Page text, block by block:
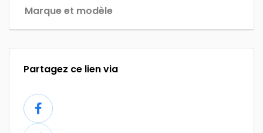
Marque et modèle
Partagez ce lien via